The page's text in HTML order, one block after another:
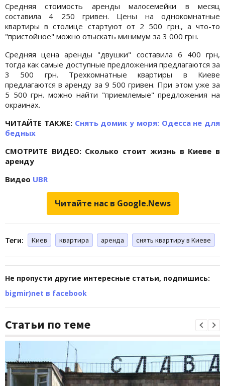
Средняя стоимость аренды малосемейки в месяц
составила 4 250 гривен. Цены на однокомнатные
квартиры в столице стартуют от 2 500 грн., а что-то
"пристойное" можно отыскать минимум за 3 000 грн.
Средняя цена аренды "двушки" составила 6 400 грн,
тогда как самые доступные предложения предлагаются за
3 500 грн. Трехкомнатные квартиры в Киеве
предлагаются в аренду за 9 500 гривен. При этом уже за
5 500 грн. можно найти "приемлемые" предложения на
окраинах.
ЧИТАЙТЕ ТАКЖЕ: Снять домик у моря: Одесса не для
бедных
СМОТРИТЕ ВИДЕО: Сколько стоит жизнь в Киеве в
аренду
Видео UBR
Читайте нас в Google.News
Теги: Киев квартира аренда снять квартиру в Киеве
Не пропусти другие интересные статьи, подпишись:
bigmir)net в facebook
Статьи по теме